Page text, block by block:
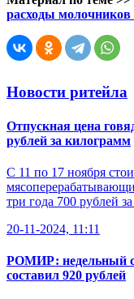
расходы
Новости ритейла
Отпускная цена
рублей за килограмм
С 11 по 17 ноября
три года 700 рублей
20-11-2024, 11:11
РОМИР: недельный
составил 920 рублей